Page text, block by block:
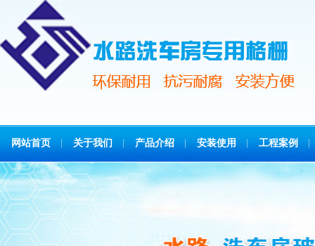
网站首页 关于我们 产品介绍 安装使用 工程案例